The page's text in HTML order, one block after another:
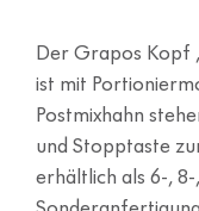
Der Grapos Kopf
ist mit
Postmixhahn
und Stopptaste
erhältlich als 6-, 8-